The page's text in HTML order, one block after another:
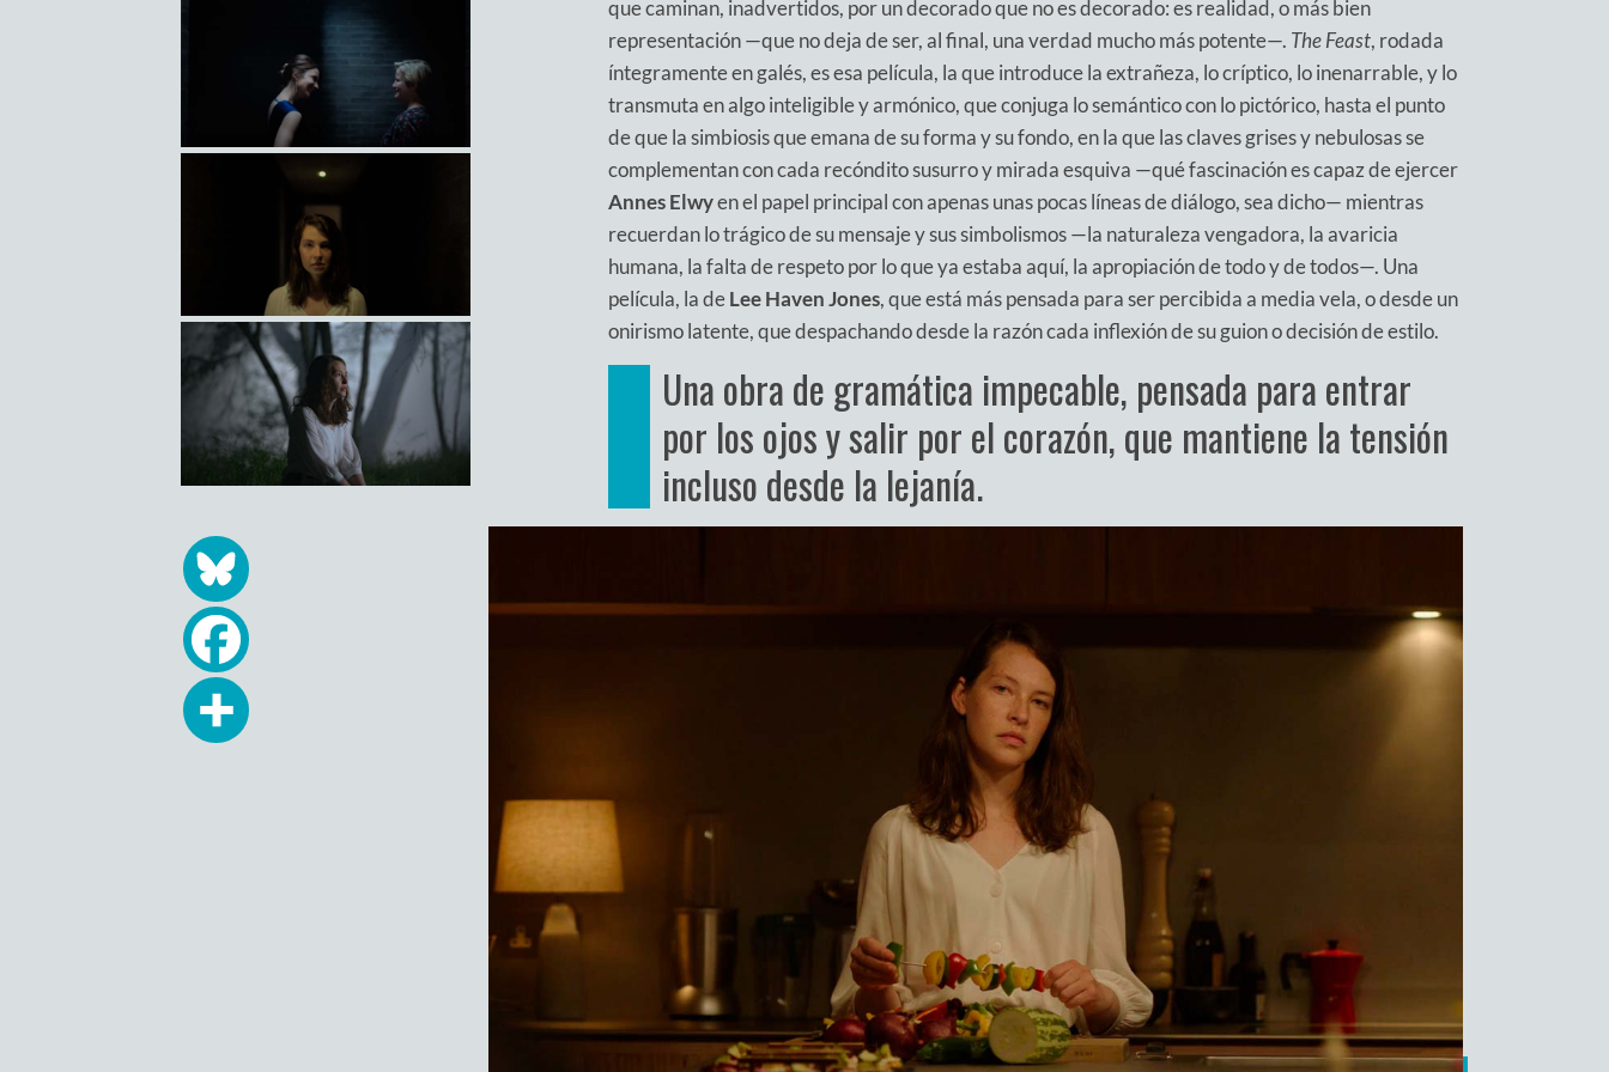
que caminan, inadvertidos, por un decorado que no es decorado: es realidad, o más bien
representación —que no deja de ser, al final, una verdad mucho más potente—. The Feast, rodada
íntegramente en galés, es esa película, la que introduce la extrañeza, lo críptico, lo inenarrable, y lo
transmuta en algo inteligible y armónico, que conjuga lo semántico con lo pictórico, hasta el punto
de que la simbiosis que emana de su forma y su fondo, en la que las claves grises y nebulosas se
complementan con cada recóndito susurro y mirada esquiva —qué fascinación es capaz de ejercer
Annes Elwyen el papel principal con apenas unas pocas líneas de diálogo, sea dicho— mientras
recuerdan lo trágico de su mensaje y sus simbolismos —la naturaleza vengadora, la avaricia
humana, la falta de respeto por lo que ya estaba aquí, la apropiación de todo y de todos—. Una
película, la deLee Haven Jones, que está más pensada para ser percibida a media vela, o desde un
onirismo latente, que despachando desde la razón cada inflexión de su guion o decisión de estilo.
Una obra de gramática impecable, pensada para entrar
por los ojos y salir por el corazón, que mantiene la tensión
incluso desde la lejanía.